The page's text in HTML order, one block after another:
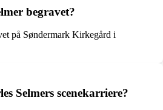
begravet?
på Søndermark Kirkegård i
Selmers scenekarriere?